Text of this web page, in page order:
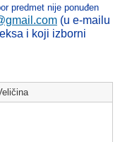
predmet nije ponuđen
(u e-mailu
i koji izborni